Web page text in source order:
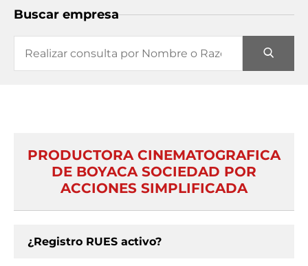
Buscar empresa
PRODUCTORA CINEMATOGRAFICA
DE BOYACA SOCIEDAD POR
ACCIONES SIMPLIFICADA
¿Registro RUES activo?